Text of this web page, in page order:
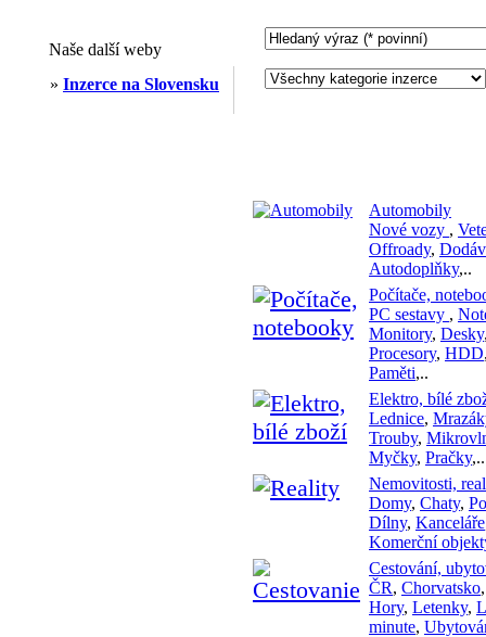
Naše další weby
» Inzerce na Slovensku
Automobily
Nové vozy ,
Offroady,
Autodoplňky,..
Počítače,
PC sestavy ,
Monitory, Desky
Procesory, HDD
Paměti,..
Elektro, bílé
Lednice,
Trouby,
Myčky, Pračky,..
Nemovitosti,
Domy, Chaty,
Dílny, Kanceláře
Komerční
Cestování,
ČR, Chorvatsko
Hory, Letenky,
minute,